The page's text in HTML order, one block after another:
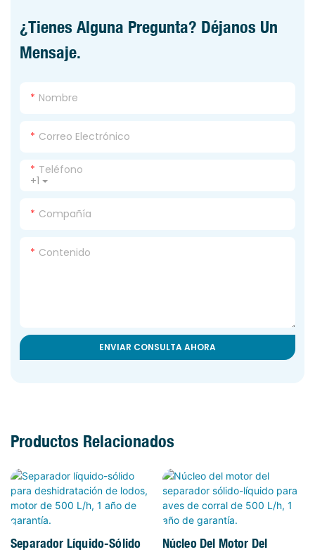
¿Tienes Alguna Pregunta? Déjanos Un
Mensaje.
Nombre
Correo Electrónico
+1
Teléfono
Compañía
Contenido
ENVIAR CONSULTA AHORA
Productos Relacionados
Separador Líquido-Sólido Núcleo Del Motor Del